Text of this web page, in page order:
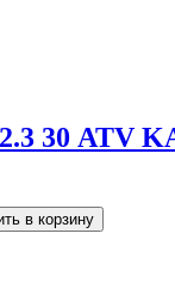
30 ATV